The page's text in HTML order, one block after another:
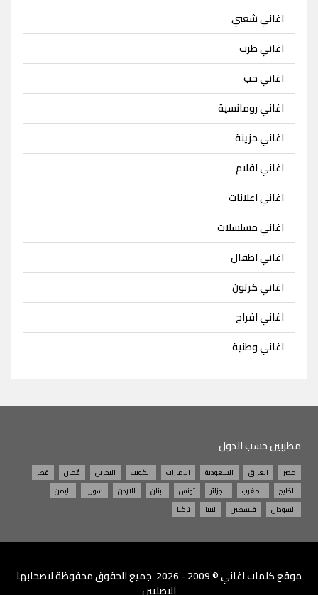
اغاني شعبي
اغاني طرب
اغاني حب
اغاني رومانسية
اغاني حزينة
اغاني افلام
اغاني اعلانات
اغاني مسلسلات
اغاني اطفال
اغاني كرتون
اغاني افراح
اغاني وطنية
مطربين حسب الدول
مصر العراق السعودية الامارات الكويت البحرين عُمان
قطر
الخليج
المغرب الجزائر تونس لبنان الاردن سوريا
اليمن
السودان
فلسطين ليبيا تركيا
موقعكلمات اغاني
© 2009 - 2026 جميع الحقوق محفوظة لاصحابها
الاصليين